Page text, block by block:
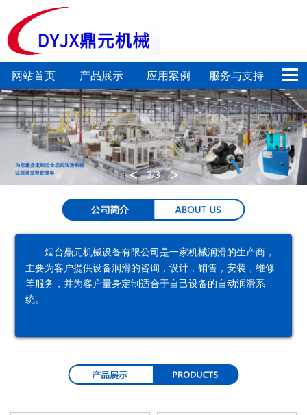
网站首页 产品展示
电
动
润
滑
定
量
加
注
系
集
中
润
滑
系
链
条
润
滑
系
喷
系
统
气
泵
润
器
专
应用案例 服务与支持
新闻中心 关于我们
联系我们
3/3
< >
烟台鼎元机械设备有限公司是一家机械润滑的生产商，
主要为客户提供设备润滑的咨询，设计，销售，安装，维修
等服务，并为客户量身定制适合于自己设备的自动润滑系
统。